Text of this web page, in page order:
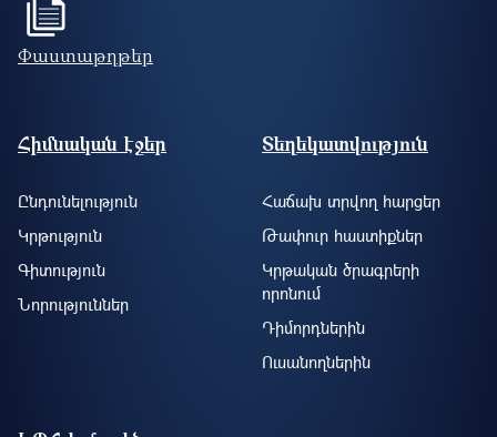
Փաստաթղթեր
Footer site information
Հիմնական էջեր
Ընդունելություն
Կրթություն
Գիտություն
Նորություններ
Տեղեկատվություն
Հաճախ տրվող հարցեր
Թափուր հաստիքներ
Կրթական ծրագրերի
որոնում
Դիմորդներին
Ուսանողներին